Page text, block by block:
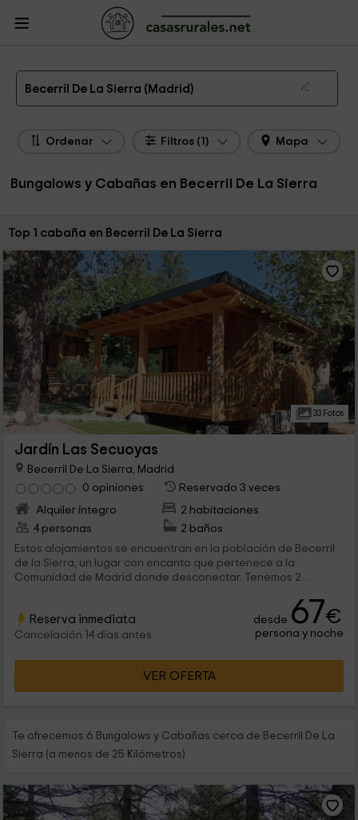
Casas Rurales
Cabañas Madrid
Bungalows y Cabañas Becerril De La Sierra
Bungalow y Cabaña en Becerril De La Sierra
Becerril De La Sierra (Madrid)
Ordenar Filtros (1) Mapa
Bungalows y Cabañas en Becerril De La Sierra
Ordenar por:
Top 1 cabaña en Becerril De La Sierra
33 Fotos
Jardín Las Secuoyas
Becerril De La Sierra, Madrid
0 opiniones
Reservado 3 veces
Alquiler íntegro
2 habitaciones
4 personas
2 baños
Estos alojamientos se encuentran en la población de Becerril
de la Sierra, un lugar con encanto que pertenece a la
Comunidad de Madrid donde desconectar. Tenemos 2
tranquilidad en el interior.
Reserva inmediata
Cancelación 14 días antes
desde 67€
persona y noche
VER OFERTA
Te ofrecemos 6 Bungalows y Cabañas cerca de Becerril De La
Sierra (a menos de 25 Kilómetros)